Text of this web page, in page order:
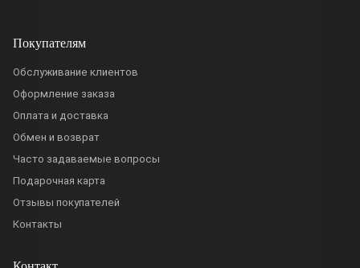
Покупателям
Обслуживание клиентов
Оформление заказа
Оплата и доставка
Обмен и возврат
Часто задаваемые вопросы
Подарочная карта
Отзывы покупателей
Контакты